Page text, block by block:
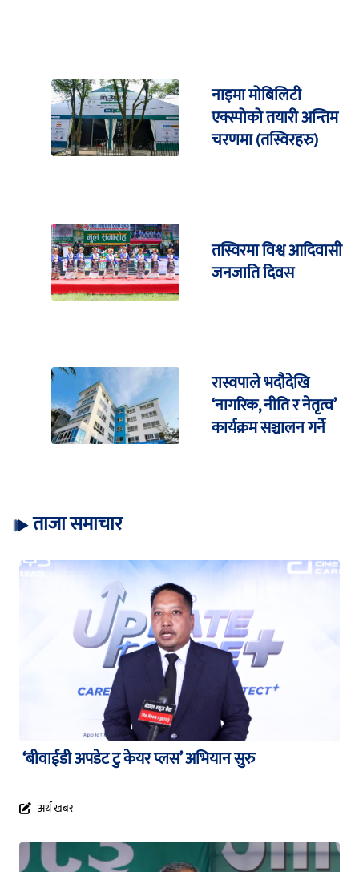
नाइमा मोबिलिटी
एक्स्पोको तयारी अन्तिम
चरणमा (तस्विरहरु)
तस्विरमा विश्व आदिवासी
जनजाति दिवस
रास्वपाले भदौदेखि
‘नागरिक, नीति र नेतृत्व’
कार्यक्रम सञ्चालन गर्ने
ताजा समाचार
‘बीवाईडी अपडेट टु केयर प्लस’ अभियान सुरु
अर्थ खबर